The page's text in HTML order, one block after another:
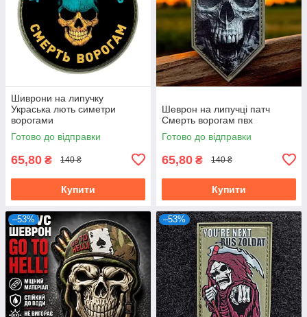
Шиврони на липучку
Украська лють симетри
ворогами
Готово до відправки
65,80 ₴ 140 ₴
Купити
Шеврон на липучці патч
Смерть ворогам пвх
Готово до відправки
65,80 ₴ 140 ₴
Купити
–53% –53%